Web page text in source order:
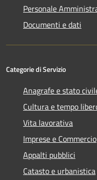
Personale
Documenti e dati
Categorie di Servizio
Anagrafe e stato
Cultura e tempo
Vita lavorativa
Imprese e Commercio
Appalti pubblici
Catasto e urbanistica